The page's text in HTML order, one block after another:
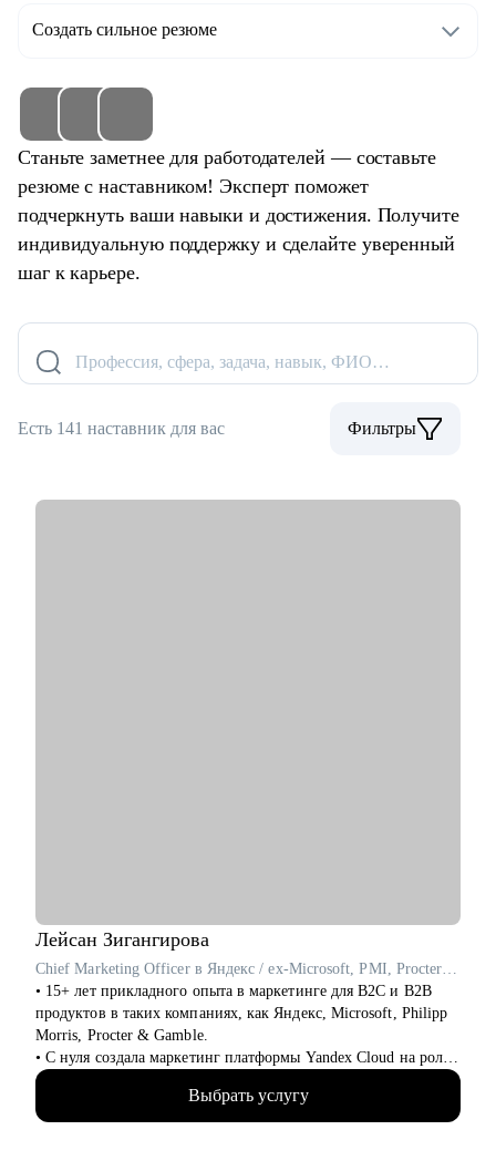
Создать сильное резюме
Станьте заметнее для работодателей — составьте
резюме с наставником! Эксперт поможет
подчеркнуть ваши навыки и достижения. Получите
индивидуальную поддержку и сделайте уверенный
шаг к карьере.
Профессия, сфера, задача, навык, ФИО…
Есть 141 наставник для вас Фильтры
Лейсан Зигангирова
Chief Marketing Officer в Яндекс / ex-Microsoft, PMI, Procter & Gamble
• 15+ лет прикладного опыта в маркетинге для B2C и B2B
продуктов в таких компаниях, как Яндекс, Microsoft, Philipp
Morris, Procter & Gamble.
• С нуля создала маркетинг платформы Yandex Cloud на роли
Сhief Marketing Officer, превратив за 5 лет продукт в
крупнейшую облачную платформу в России и сделав из
бренда lovemark для аудиторий бизнеса и индивидуальных
Выбрать услугу